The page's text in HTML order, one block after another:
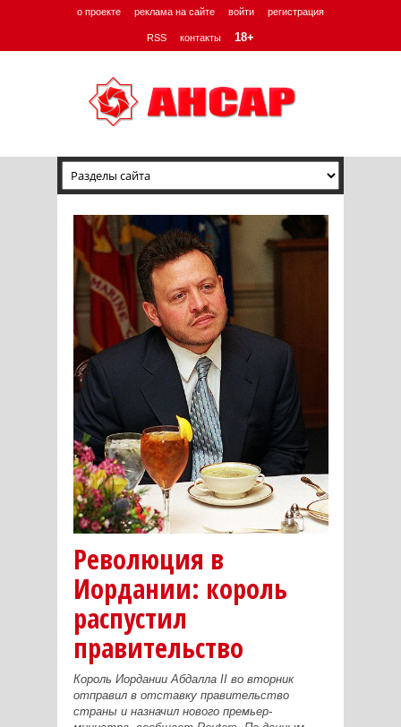
о проекте реклама на сайте войти регистрация
RSS контакты 18+
Революция в
Иордании: король
распустил
правительство
Король Иордании Абдалла II во вторник
отправил в отставку правительство
страны и назначил нового премьер-